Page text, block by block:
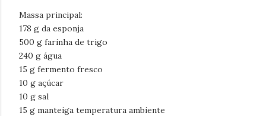
Massa principal:
178 g da esponja
500 g farinha de trigo
240 g água
15 g fermento fresco
10 g açúcar
10 g sal
15 g manteiga temperatura ambiente